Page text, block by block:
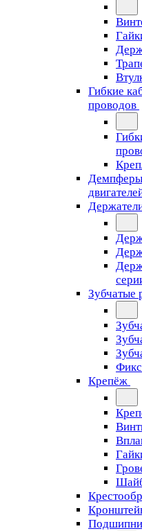
Гибкие
проводов
Демпферы
Зубчатые
Крепёж